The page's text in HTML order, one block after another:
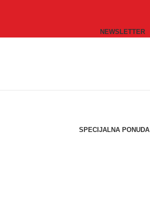
NEWSLETTER
SPECIJALNA PONUDA